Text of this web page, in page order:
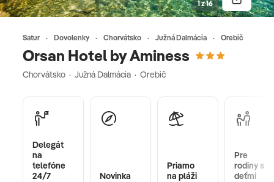
Satur Dovolenky Chorvátsko Južná Dalmácia Orebič
Orsan Hotel by Aminess
Chorvátsko · Južná Dalmácia · Orebič
1 z 16
Delegát
na
telefóne
24/7
Novinka
Priamo
na pláži
Pre
rodiny s
deťmi